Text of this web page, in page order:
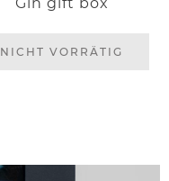
NICHT VORRÄTIG